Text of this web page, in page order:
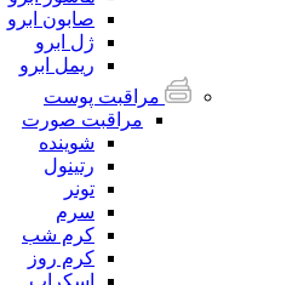
صابون ابرو
ژل ابرو
ریمل ابرو
مراقبت پوست
مراقبت صورت
شوینده
رتینول
تونر
سرم
کرم شب
کرم روز
اسکراپ